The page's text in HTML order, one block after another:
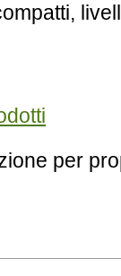
per